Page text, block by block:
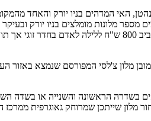
האי המדהים בניו יורק והאחד
מלונות מומלצים בניו יורק
רמות ומחירים. העלות של לילה באחד מהמלונות
מלון צ'לסי המפורסם שנמצא
בשדרה הראשונה והשנייה או בשדה
מלון שייתכן שמרוחק גאוגרפית